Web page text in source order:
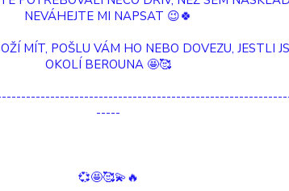
NEVÁHEJTE MI NAPSAT 😉🍀
MÍT, POŠLU VÁM HO NEBO DOVEZU, JESTLI
OKOLÍ BEROUNA 🤩🥰
-----
💞🤩🥰💫🔥